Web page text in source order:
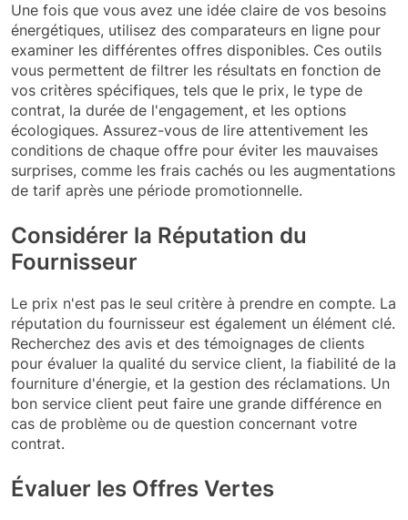
Une fois que vous avez une idée claire de vos besoins
énergétiques, utilisez des comparateurs en ligne pour
examiner les différentes offres disponibles. Ces outils
vous permettent de filtrer les résultats en fonction de
vos critères spécifiques, tels que le prix, le type de
contrat, la durée de l'engagement, et les options
écologiques. Assurez-vous de lire attentivement les
conditions de chaque offre pour éviter les mauvaises
surprises, comme les frais cachés ou les augmentations
de tarif après une période promotionnelle.
Considérer la Réputation du
Fournisseur
Le prix n'est pas le seul critère à prendre en compte. La
réputation du fournisseur est également un élément clé.
Recherchez des avis et des témoignages de clients
pour évaluer la qualité du service client, la fiabilité de la
fourniture d'énergie, et la gestion des réclamations. Un
bon service client peut faire une grande différence en
cas de problème ou de question concernant votre
contrat.
Évaluer les Offres Vertes